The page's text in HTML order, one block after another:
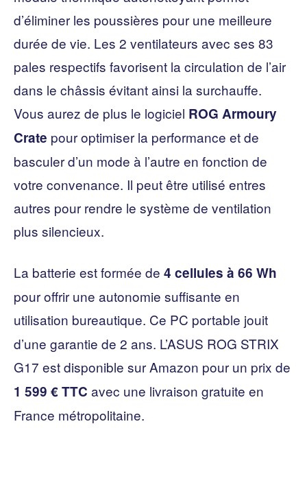
d’éliminer les poussières pour une meilleure
durée de vie. Les 2 ventilateurs avec ses 83
pales respectifs favorisent la circulation de l’air
dans le châssis évitant ainsi la surchauffe.
Vous aurez de plus le logiciel ROG Armoury
Crate pour optimiser la performance et de
basculer d’un mode à l’autre en fonction de
votre convenance. Il peut être utilisé entres
autres pour rendre le système de ventilation
plus silencieux.
La batterie est formée de 4 cellules à 66 Wh
pour offrir une autonomie suffisante en
utilisation bureautique. Ce PC portable jouit
d’une garantie de 2 ans. L’ASUS ROG STRIX
G17 est disponible sur Amazon pour un prix de
1 599 € TTC avec une livraison gratuite en
France métropolitaine.